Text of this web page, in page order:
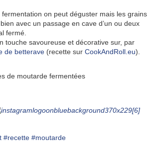
on peut déguster mais les grains
avec un passage en cave d’un ou deux
fermé.
touche savoureuse et décorative sur, par
de betterave (recette sur CookAndRoll.eu).
#recette #moutarde